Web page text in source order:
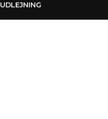
UDLEJNING